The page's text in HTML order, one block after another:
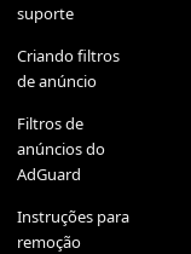
suporte
Criando filtros
de anúncio
Filtros de
anúncios do
AdGuard
Instruções para
remoção